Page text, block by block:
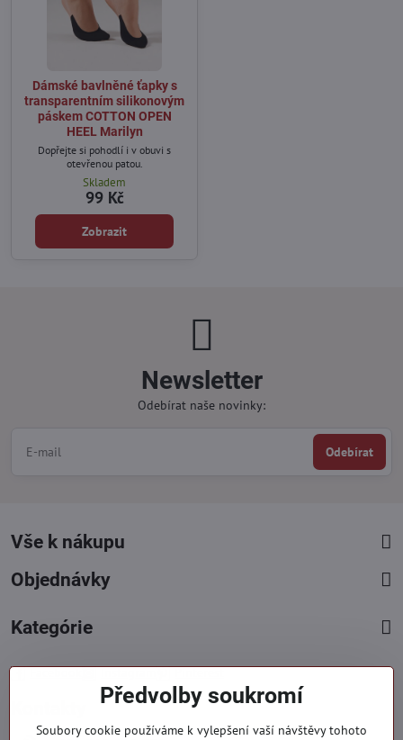
Dámské bavlněné ťapky s
transparentním silikonovým
páskem COTTON OPEN
HEEL Marilyn
Dopřejte si pohodlí i v obuvi s
otevřenou patou.
Skladem
99 Kč
Zobrazit
Newsletter
Odebírat naše novinky:
Odebírat
Vše k nákupu
Objednávky
Kategórie
Předvolby soukromí
Soubory cookie používáme k vylepšení vaší návštěvy tohoto